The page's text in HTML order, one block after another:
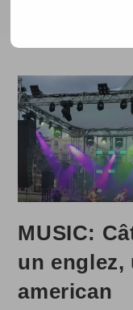
MUSIC:
un englez,
american